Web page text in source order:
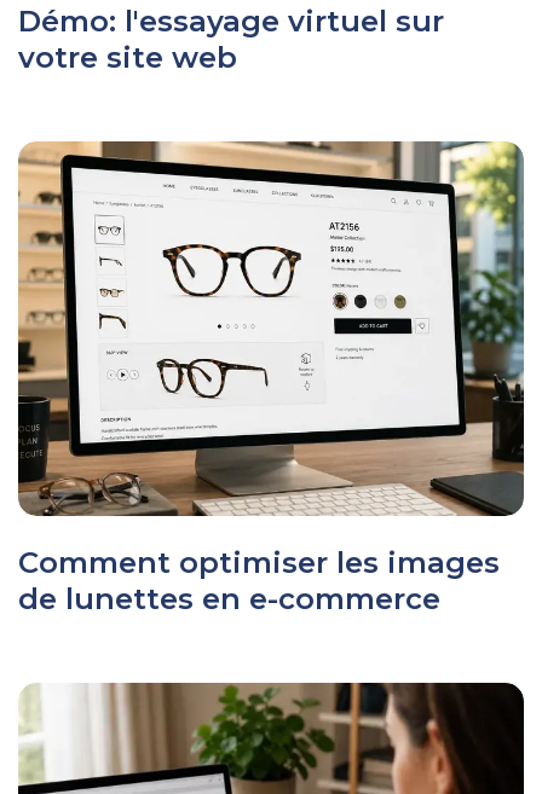
Démo: l'essayage virtuel sur
votre site web
Comment optimiser les images
de lunettes en e-commerce